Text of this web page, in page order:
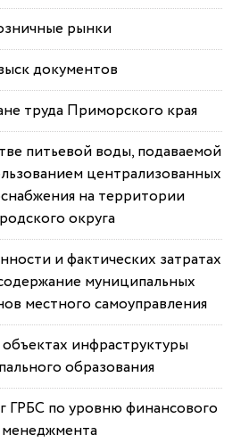
рынки
документов
труда Приморского края
питьевой воды, подаваемой
централизованных
на территории
округа
и фактических затратах
муниципальных
местного самоуправления
инфраструктуры
образования
ГРБС по уровню финансового
менеджмента